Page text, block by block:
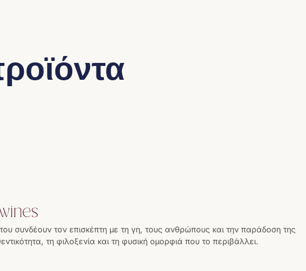
συνδέουν τον επισκέπτη με τη γη, τους ανθρώπους και την παράδοση της
τη φιλοξενία και τη φυσική ομορφιά που το περιβάλλει.